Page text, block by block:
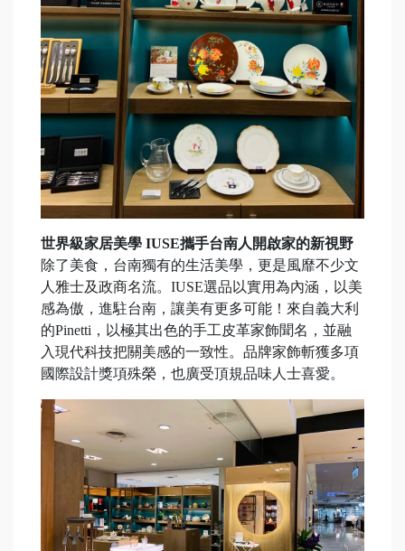
世界級家居美學 IUSE攜手台南人開啟家的新視野
除了美食，台南獨有的生活美學，更是風靡不少文
人雅士及政商名流。IUSE選品以實用為內涵，以美
感為傲，進駐台南，讓美有更多可能！來自義大利
的Pinetti，以極其出色的手工皮革家飾聞名，並融
入現代科技把關美感的一致性。品牌家飾斬獲多項
國際設計獎項殊榮，也廣受頂規品味人士喜愛。